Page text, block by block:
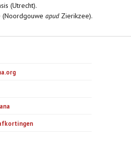
(Utrecht).
(Noordgouwe apud Zierikzee).